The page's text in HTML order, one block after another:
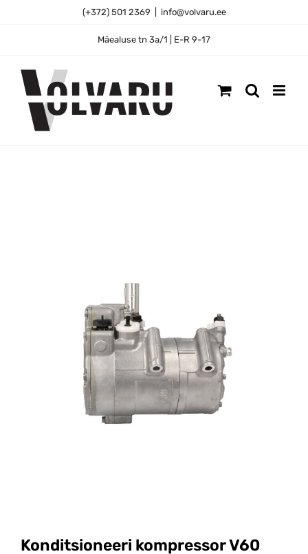
(+372) 501 2369 info@volvaru.ee
Mäealuse tn 3a/1 | E-R 9-17
Konditsioneeri kompressor V60